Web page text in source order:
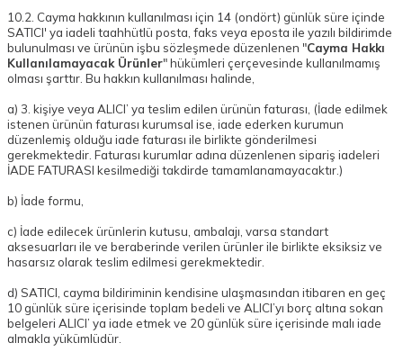
10.2. Cayma hakkının kullanılması için 14 (ondört) günlük süre içinde
SATICI' ya iadeli taahhütlü posta, faks veya eposta ile yazılı bildirimde
bulunulması ve ürünün işbu sözleşmede düzenlenen "Cayma Hakkı
Kullanılamayacak Ürünler" hükümleri çerçevesinde kullanılmamış
olması şarttır. Bu hakkın kullanılması halinde,
a) 3. kişiye veya ALICI’ ya teslim edilen ürünün faturası, (İade edilmek
istenen ürünün faturası kurumsal ise, iade ederken kurumun
düzenlemiş olduğu iade faturası ile birlikte gönderilmesi
gerekmektedir. Faturası kurumlar adına düzenlenen sipariş iadeleri
İADE FATURASI kesilmediği takdirde tamamlanamayacaktır.)
b) İade formu,
c) İade edilecek ürünlerin kutusu, ambalajı, varsa standart
aksesuarları ile ve beraberinde verilen ürünler ile birlikte eksiksiz ve
hasarsız olarak teslim edilmesi gerekmektedir.
d) SATICI, cayma bildiriminin kendisine ulaşmasından itibaren en geç
10 günlük süre içerisinde toplam bedeli ve ALICI’yı borç altına sokan
belgeleri ALICI’ ya iade etmek ve 20 günlük süre içerisinde malı iade
almakla yükümlüdür.